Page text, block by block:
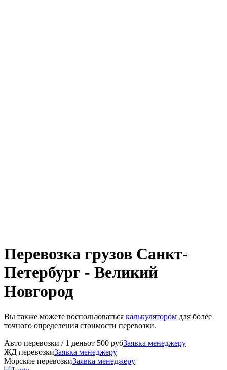
Перевозка грузов Санкт-
Петербург - Великий
Новгород
Вы также можете воспользоваться калькулятором для более
точного определения стоимости перевозки.
Авто перевозки / 1 деньот 500 рубЗаявка менеджеру
ЖД перевозкиЗаявка менеджеру
Морские перевозкиЗаявка менеджеру